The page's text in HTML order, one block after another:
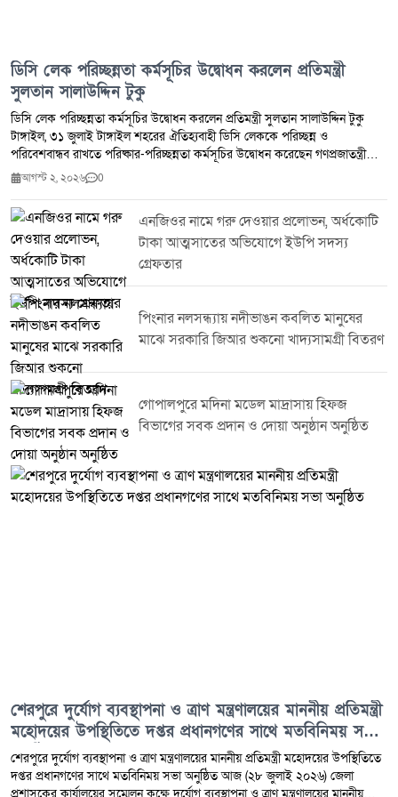
ডিসি লেক পরিচ্ছন্নতা কর্মসূচির উদ্বোধন করলেন প্রতিমন্ত্রী
সুলতান সালাউদ্দিন টুকু
ডিসি লেক পরিচ্ছন্নতা কর্মসূচির উদ্বোধন করলেন প্রতিমন্ত্রী সুলতান সালাউদ্দিন টুকু
টাঙ্গাইল, ৩১ জুলাই টাঙ্গাইল শহরের ঐতিহ্যবাহী ডিসি লেককে পরিচ্ছন্ন ও
পরিবেশবান্ধব রাখতে পরিষ্কার-পরিচ্ছন্নতা কর্মসূচির উদ্বোধন করেছেন গণপ্রজাতন্ত্রী
বাংলাদেশ সরকারের মৎস্য ও প্রাণিসম্পদ প্রতিমন্ত্রী জনাব সুলতান সালাউদ্দিন টুকু,
একটি পরিচ্ছন্ন ও বাসযোগ্য টাঙ্গাইল গড়ে তুলতে সরকারি উদ্যোগের পাশাপাশি
সর্বস্তরের জনগণের স্বতঃস্ফূর্ত অংশগ্রহণ প্রয়োজন। পরিবেশ সংরক্ষণ এবং
জনসচেতনতা বৃদ্ধির মাধ্যমে টাঙ্গাইলকে একটি সবুজ, সুন্দর ও পরিচ্ছন্ন জেলায় পরিণত
করা সম্ভব বলে তিনি আশাবাদ ব্যক্ত করেন।এ সময় তিনি ডিসি লেকের সৌন্দর্য ও
পরিবেশগত ভারসাম্য রক্ষায় নিয়মিত পরিচ্ছন্নতা কার্যক্রম পরিচালনার ওপর গুরুত্বারোপ
করেন এবং এ ধরনের উদ্যোগে সবাইকে সম্পৃক্ত হওয়ার আহ্বান জানান।কর্মসূচিতে
জেলা প্রশাসনের ঊর্ধ্বতন কর্মকর্তা বিভিন্ন সরকারি দপ্তরের প্রতিনিধি স্বেচ্ছাসেবী
সংগঠনের সদস্যসহ বিভিন্ন শ্রেণি-পেশার মানুষ অংশ নেন।
আগস্ট ২, ২০২৬ 0
এনজিওর নামে গরু দেওয়ার প্রলোভন, অর্ধকোটি
টাকা আত্মসাতের অভিযোগে ইউপি সদস্য
গ্রেফতার
পিংনার নলসন্ধ্যায় নদীভাঙন কবলিত মানুষের
মাঝে সরকারি জিআর শুকনো খাদ্যসামগ্রী বিতরণ
গোপালপুরে মদিনা মডেল মাদ্রাসায় হিফজ
বিভাগের সবক প্রদান ও দোয়া অনুষ্ঠান অনুষ্ঠিত
শেরপুরে দুর্যোগ ব্যবস্থাপনা ও ত্রাণ মন্ত্রণালয়ের মাননীয় প্রতিমন্ত্রী
মহোদয়ের উপস্থিতিতে দপ্তর প্রধানগণের সাথে মতবিনিময় সভা
অনুষ্ঠিত
শেরপুরে দুর্যোগ ব্যবস্থাপনা ও ত্রাণ মন্ত্রণালয়ের মাননীয় প্রতিমন্ত্রী মহোদয়ের উপস্থিতিতে
দপ্তর প্রধানগণের সাথে মতবিনিময় সভা অনুষ্ঠিত আজ (২৮ জুলাই ২০২৬) জেলা